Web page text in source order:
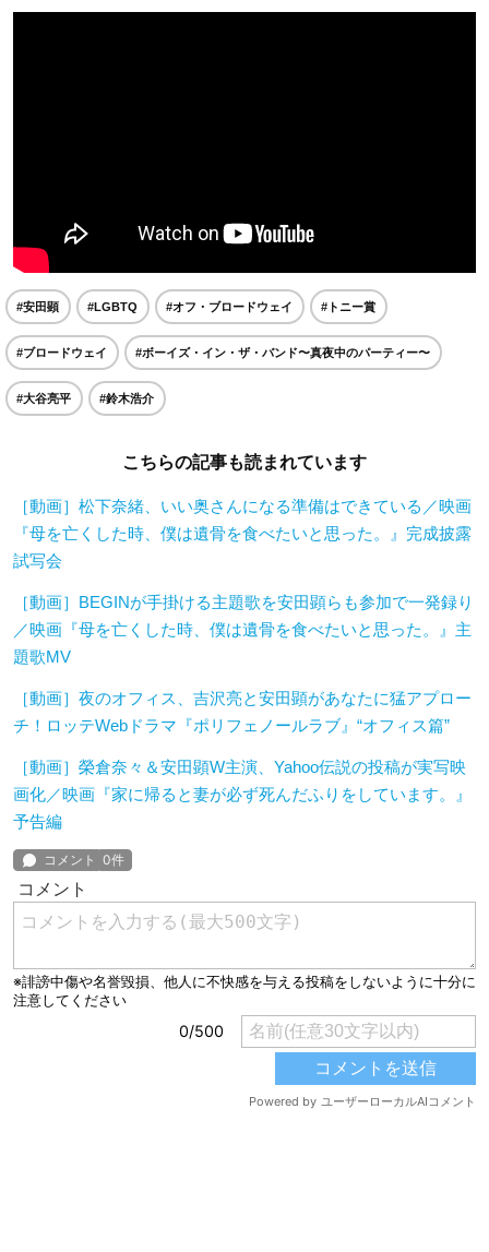
#安田顕 #LGBTQ #オフ・ブロードウェイ #トニー賞
#ブロードウェイ #ボーイズ・イン・ザ・バンド〜真夜中のパーティー〜
#大谷亮平 #鈴木浩介
こちらの記事も読まれています
［動画］松下奈緒、いい奥さんになる準備はできている／映画
『母を亡くした時、僕は遺骨を食べたいと思った。』完成披露
試写会
［動画］BEGINが手掛ける主題歌を安田顕らも参加で一発録り
／映画『母を亡くした時、僕は遺骨を食べたいと思った。』主
題歌MV
［動画］夜のオフィス、吉沢亮と安田顕があなたに猛アプロー
チ！ロッテWebドラマ『ポリフェノールラブ』“オフィス篇”
［動画］榮倉奈々＆安田顕W主演、Yahoo伝説の投稿が実写映
画化／映画『家に帰ると妻が必ず死んだふりをしています。』
予告編